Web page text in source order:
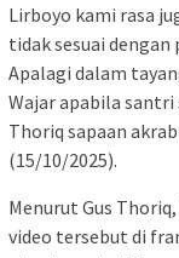
Lirboyo kami rasa
tidak sesuai
Apalagi dalam
Wajar apabila santri
Thoriq sapaan
(15/10/2025).
Menurut Gus
video tersebut di